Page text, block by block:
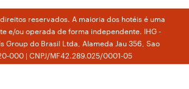
reservados. A maioria dos hotéis é uma
e/ou operada de forma independente. IHG -
Group do Brasil Ltda, Alameda Jau 356, Sao
000 | CNPJ/MF42.289.025/0001-05